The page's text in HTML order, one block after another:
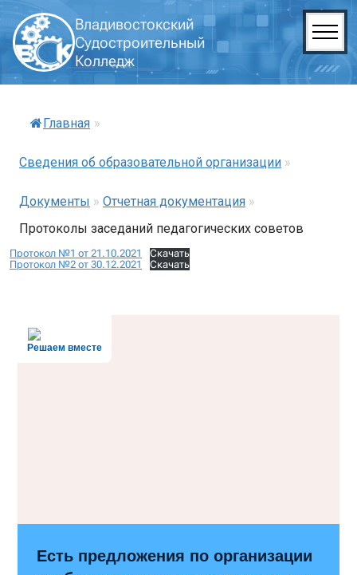
Владивостокский
Судостроительный
Колледж
Главная »
Сведения об образовательной организации »
Документы » Отчетная документация »
Протоколы заседаний педагогических советов
Протокол №1 от 21.10.2021
Скачать
Протокол №2 от 30.12.2021
Скачать
Решаем вместе
Есть предложения по организации